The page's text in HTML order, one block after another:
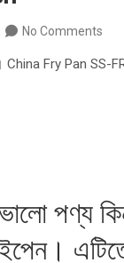
No Comments
China Fry Pan
পণ্য